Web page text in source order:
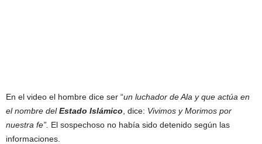
En el video el hombre dice ser “un luchador de Ala y que actúa en
el nombre delEstado Islámico , dice: Vivimos y Morimos por
nuestra fe”. El sospechoso no había sido detenido según las
informaciones.